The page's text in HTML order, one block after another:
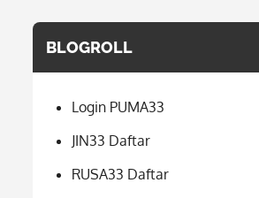
BLOGROLL
Login PUMA33
JIN33 Daftar
RUSA33 Daftar